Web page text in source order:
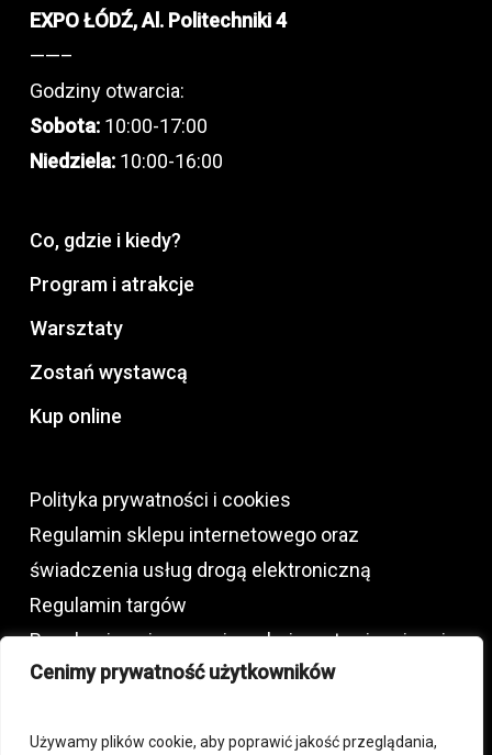
Cenimy prywatność użytkowników
Używamy plików cookie, aby poprawić jakość przeglądania,
EXPO ŁÓDŹ, Al. Politechniki 4
——–
Godziny otwarcia:
Sobota:10:00-17:00
Niedziela:10:00-16:00
Co, gdzie i kiedy?
Program i atrakcje
Warsztaty
Zostań wystawcą
Kup online
Polityka prywatności i cookies
Regulamin sklepu internetowego oraz
świadczenia usług drogą elektroniczną
Regulamin targów
Regulamin najmu powierzchni wystawienniczej
oraz usług dodatkowych